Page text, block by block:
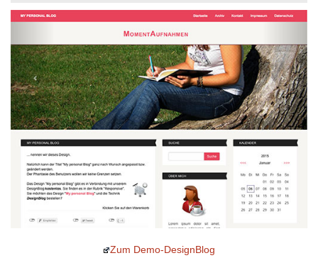
Zum Demo-DesignBlog